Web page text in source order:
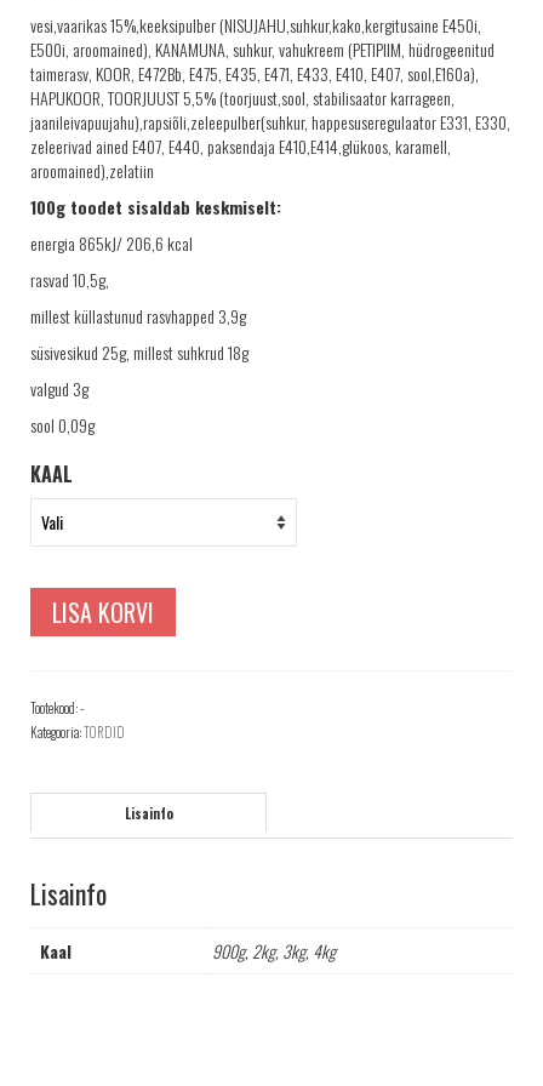
PROJEKTID
PAKUME TÖÖD
vesi,vaarikas 15%,keeksipulber (NISUJAHU,suhkur,kako,kergitusaine E450i,
E500i, aroomained), KANAMUNA, suhkur, vahukreem (PETIPIIM, hüdrogeenitud
taimerasv, KOOR, E472Bb, E475, E435, E471, E433, E410, E407, sool,E160a),
HAPUKOOR, TOORJUUST 5,5% (toorjuust,sool, stabilisaator karrageen,
jaanileivapuujahu),rapsiõli,zeleepulber(suhkur, happesuseregulaator E331, E330,
zeleerivad ained E407, E440, paksendaja E410,E414,glükoos, karamell,
aroomained),zelatiin
100g toodet sisaldab keskmiselt:
energia 865kJ/ 206,6 kcal
rasvad 10,5g,
millest küllastunud rasvhapped 3,9g
süsivesikud 25g, millest suhkrud 18g
valgud 3g
sool 0,09g
KAAL
LISA KORVI
Tootekood:-
Kategooria:TORDID
Lisainfo
Lisainfo
Kaal 900g, 2kg, 3kg, 4kg